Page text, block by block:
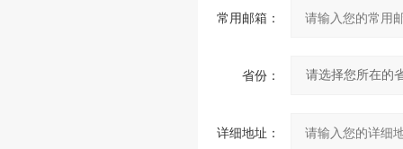
常用邮箱：
省份：
详细地址：